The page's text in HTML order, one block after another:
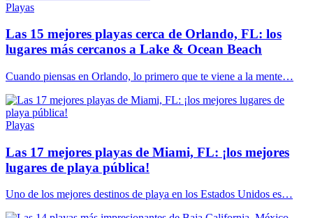
Playas
Las 15 mejores playas cerca de Orlando, FL: los
lugares más cercanos a Lake & Ocean Beach
Cuando piensas en Orlando, lo primero que te viene a la mente…
Playas
Las 17 mejores playas de Miami, FL: ¡los mejores
lugares de playa pública!
Uno de los mejores destinos de playa en los Estados Unidos es…